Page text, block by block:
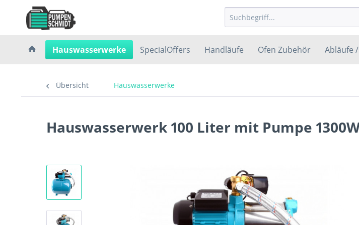
Hauswasserwerke SpecialOffers Handläufe Ofen Zubehör Abläufe
Übersicht Hauswasserwerke
Hauswasserwerk 100 Liter mit Pumpe